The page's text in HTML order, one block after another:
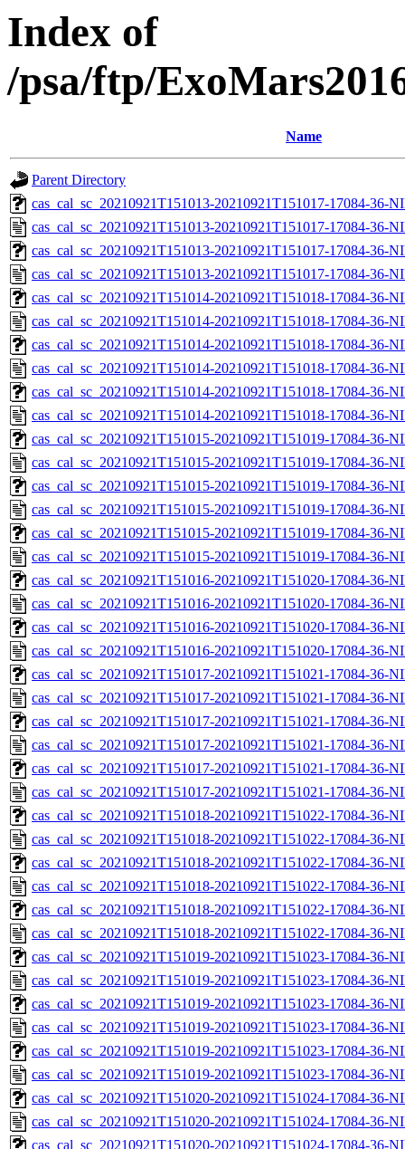
Index of
/psa/ftp/
Name
Parent Directory
cas_cal_sc_20210921T151013-20210921T151017-17084-36-
cas_cal_sc_20210921T151013-20210921T151017-17084-36-
cas_cal_sc_20210921T151013-20210921T151017-17084-36-
cas_cal_sc_20210921T151013-20210921T151017-17084-36-
cas_cal_sc_20210921T151014-20210921T151018-17084-36-
cas_cal_sc_20210921T151014-20210921T151018-17084-36-
cas_cal_sc_20210921T151014-20210921T151018-17084-36-
cas_cal_sc_20210921T151014-20210921T151018-17084-36-
cas_cal_sc_20210921T151014-20210921T151018-17084-36-
cas_cal_sc_20210921T151014-20210921T151018-17084-36-
cas_cal_sc_20210921T151015-20210921T151019-17084-36-
cas_cal_sc_20210921T151015-20210921T151019-17084-36-
cas_cal_sc_20210921T151015-20210921T151019-17084-36-
cas_cal_sc_20210921T151015-20210921T151019-17084-36-
cas_cal_sc_20210921T151015-20210921T151019-17084-36-
cas_cal_sc_20210921T151015-20210921T151019-17084-36-
cas_cal_sc_20210921T151016-20210921T151020-17084-36-
cas_cal_sc_20210921T151016-20210921T151020-17084-36-
cas_cal_sc_20210921T151016-20210921T151020-17084-36-
cas_cal_sc_20210921T151016-20210921T151020-17084-36-
cas_cal_sc_20210921T151017-20210921T151021-17084-36-
cas_cal_sc_20210921T151017-20210921T151021-17084-36-
cas_cal_sc_20210921T151017-20210921T151021-17084-36-
cas_cal_sc_20210921T151017-20210921T151021-17084-36-
cas_cal_sc_20210921T151017-20210921T151021-17084-36-
cas_cal_sc_20210921T151017-20210921T151021-17084-36-
cas_cal_sc_20210921T151018-20210921T151022-17084-36-
cas_cal_sc_20210921T151018-20210921T151022-17084-36-
cas_cal_sc_20210921T151018-20210921T151022-17084-36-
cas_cal_sc_20210921T151018-20210921T151022-17084-36-
cas_cal_sc_20210921T151018-20210921T151022-17084-36-
cas_cal_sc_20210921T151018-20210921T151022-17084-36-
cas_cal_sc_20210921T151019-20210921T151023-17084-36-
cas_cal_sc_20210921T151019-20210921T151023-17084-36-
cas_cal_sc_20210921T151019-20210921T151023-17084-36-
cas_cal_sc_20210921T151019-20210921T151023-17084-36-
cas_cal_sc_20210921T151019-20210921T151023-17084-36-
cas_cal_sc_20210921T151019-20210921T151023-17084-36-
cas_cal_sc_20210921T151020-20210921T151024-17084-36-
cas_cal_sc_20210921T151020-20210921T151024-17084-36-
cas_cal_sc_20210921T151020-20210921T151024-17084-36-